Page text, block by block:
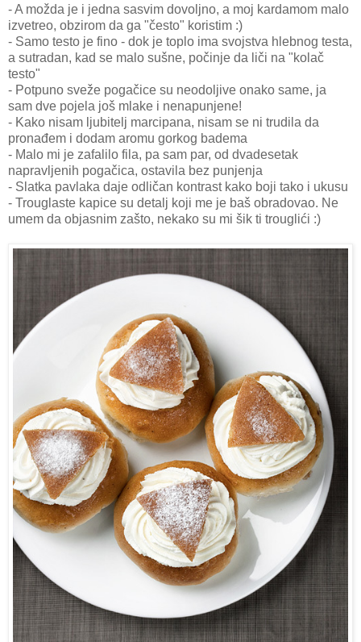
- A možda je i jedna sasvim dovoljno, a moj kardamom malo
izvetreo, obzirom da ga "često" koristim :)
- Samo testo je fino - dok je toplo ima svojstva hlebnog testa,
a sutradan, kad se malo sušne, počinje da liči na "kolač
testo"
- Potpuno sveže pogačice su neodoljive onako same, ja
sam dve pojela još mlake i nenapunjene!
- Kako nisam ljubitelj marcipana, nisam se ni trudila da
pronađem i dodam aromu gorkog badema
- Malo mi je zafalilo fila, pa sam par, od dvadesetak
napravljenih pogačica, ostavila bez punjenja
- Slatka pavlaka daje odličan kontrast kako boji tako i ukusu
- Trouglaste kapice su detalj koji me je baš obradovao. Ne
umem da objasnim zašto, nekako su mi šik ti trouglići :)